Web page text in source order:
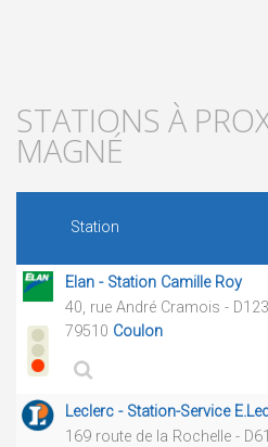
STATIONS À
MAGNÉ
Station
Elan - Station Camille Roy
40, rue André Cramois - D123
79510 Coulon
Leclerc - Station-Service
169 route de la Rochelle -